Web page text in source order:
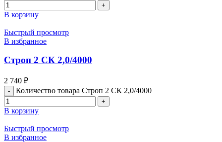
В корзину
Быстрый просмотр
В избранное
Строп 2 СК 2,0/4000
2 740 ₽
Количество товара Строп 2 СК 2,0/4000
В корзину
Быстрый просмотр
В избранное